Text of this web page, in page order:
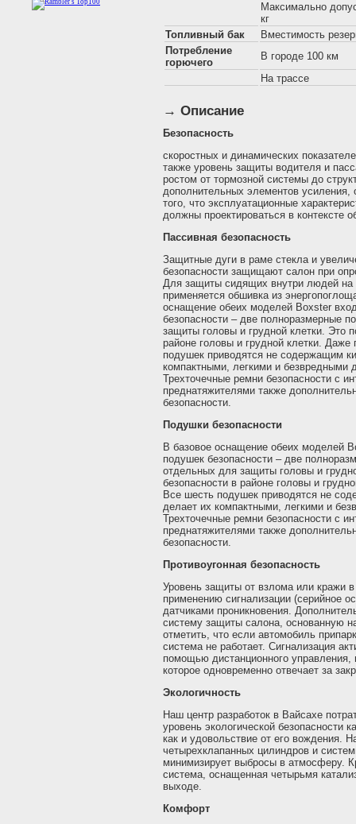
Максимально
кг
Топливный бак
Вместимость
Потребление
горючего
В городе 100 км
На трассе
→ Описание
Безопасность
скоростных и динамических
также уровень защиты водителя и
ростом от тормозной системы до
дополнительных элементов
того, что эксплуатационные
должны проектироваться в контексте
Пассивная безопасность
Защитные дуги в раме стекла и
безопасности защищают салон при
Для защиты сидящих внутри людей на
применяется обшивка из
оснащение обеих моделей Boxster
безопасности – две полноразмерные
защиты головы и грудной клетки. Это
районе головы и грудной клетки.
подушек приводятся не содержащим
компактными, легкими и
Трехточечные ремни безопасности с
преднатяжителями также
безопасности.
Подушки безопасности
В базовое оснащение обеих моделей
подушек безопасности – две
отдельных для защиты головы и
безопасности в районе головы и
Все шесть подушек приводятся не
делает их компактными, легкими и
Трехточечные ремни безопасности с
преднатяжителями также
безопасности.
Противоугонная безопасность
Уровень защиты от взлома или кражи
применению сигнализации (серийное
датчиками проникновения.
систему защиты салона, основанную
отметить, что если автомобиль
система не работает. Сигнализация
помощью дистанционного управления,
которое одновременно отвечает за
Экологичность
Наш центр разработок в Вайсахе
уровень экологической безопасности
как и удовольствие от его вождения.
четырехклапанных цилиндров и
минимизирует выбросы в атмосферу.
система, оснащенная четырьмя
выходе.
Комфорт